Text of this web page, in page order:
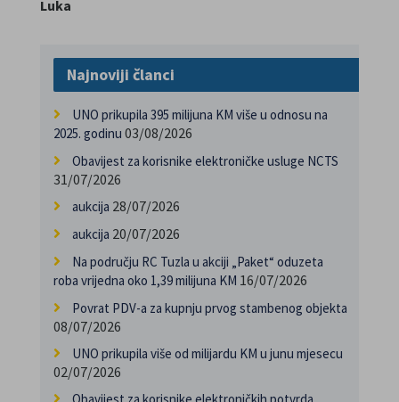
Luka
Najnoviji članci
UNO prikupila 395 milijuna KM više u odnosu na
2025. godinu 03/08/2026
Obavijest za korisnike elektroničke usluge NCTS
31/07/2026
aukcija 28/07/2026
aukcija 20/07/2026
Na području RC Tuzla u akciji „Paket“ oduzeta
roba vrijedna oko 1,39 milijuna KM 16/07/2026
Povrat PDV-a za kupnju prvog stambenog objekta
08/07/2026
UNO prikupila više od milijardu KM u junu mjesecu
02/07/2026